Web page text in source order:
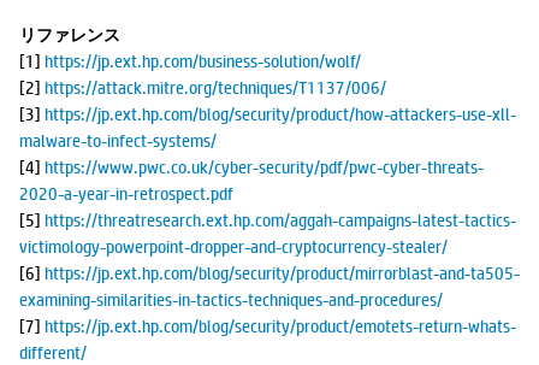
リファレンス
[1] https://jp.ext.hp.com/business-solution/wolf/
[2] https://attack.mitre.org/techniques/T1137/006/
[3] https://jp.ext.hp.com/blog/security/product/how-attackers-use-xll-
malware-to-infect-systems/
[4] https://www.pwc.co.uk/cyber-security/pdf/pwc-cyber-threats-
2020-a-year-in-retrospect.pdf
[5] https://threatresearch.ext.hp.com/aggah-campaigns-latest-tactics-
victimology-powerpoint-dropper-and-cryptocurrency-stealer/
[6] https://jp.ext.hp.com/blog/security/product/mirrorblast-and-ta505-
examining-similarities-in-tactics-techniques-and-procedures/
[7] https://jp.ext.hp.com/blog/security/product/emotets-return-whats-
different/